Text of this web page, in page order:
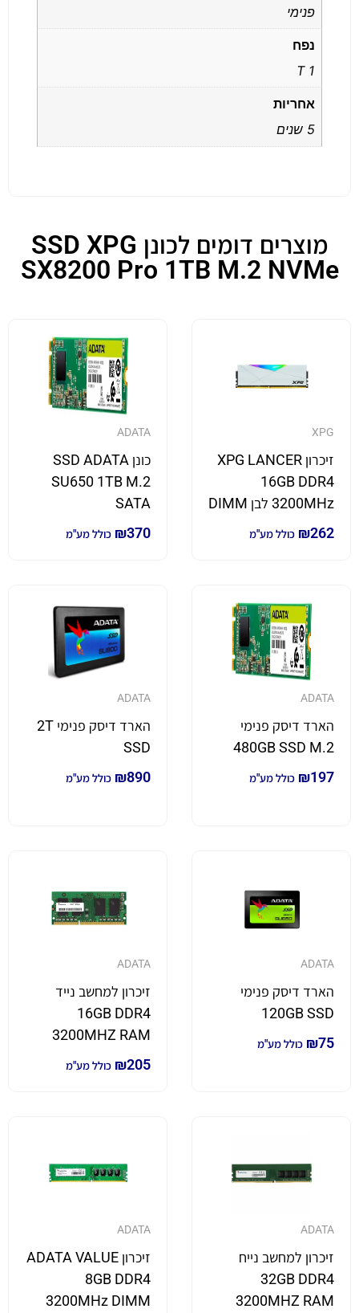
פנימי
נפח
1 T
אחריות
5 שנים
מוצרים דומים לכונן SSD XPG
SX8200 Pro 1TB M.2 NVMe
XPG
זיכרון XPG LANCER
16GB DDR4
3200MHz לבן DIMM
₪262 כולל מע"מ
ADATA
כונן SSD ADATA
SU650 1TB M.2
SATA
₪370 כולל מע"מ
ADATA
הארד דיסק פנימי
480GB SSD M.2
₪197 כולל מע"מ
ADATA
הארד דיסק פנימי 2T
SSD
₪890 כולל מע"מ
ADATA
הארד דיסק פנימי
120GB SSD
₪75 כולל מע"מ
ADATA
זיכרון למחשב נייד
16GB DDR4
3200MHZ RAM
₪205 כולל מע"מ
ADATA
זיכרון למחשב נייח
32GB DDR4
3200MHZ RAM
ADATA
זיכרון ADATA VALUE
8GB DDR4
3200MHz DIMM